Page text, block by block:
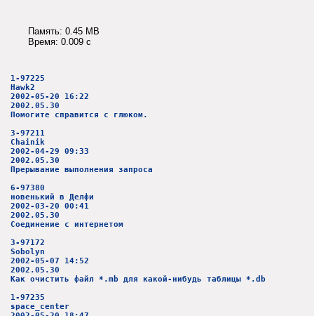
Память: 0.45 MB
Время: 0.009 c
1-97225
Hawk2
2002-05-20 16:22
2002.05.30
Помогите справится с глюком.
3-97211
Chainik
2002-04-29 09:33
2002.05.30
Прерывание выполнения запроса
6-97380
новенький в Делфи
2002-03-20 00:41
2002.05.30
Соединение с интернетом
3-97172
Sobolyn
2002-05-07 14:52
2002.05.30
Как очистить файл *.mb для какой-нибудь таблицы *.db
1-97235
space_center